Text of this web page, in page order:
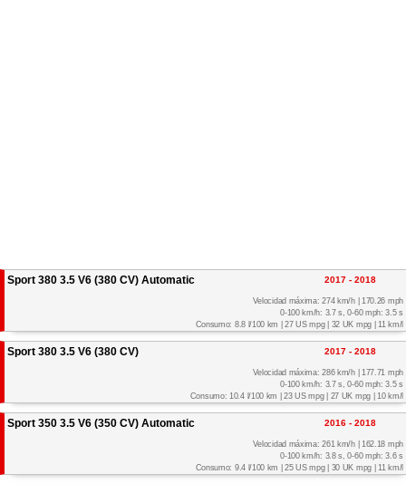
Sport 380 3.5 V6 (380 CV) Automatic 2017 - 2018
Velocidad máxima: 274 km/h | 170.26 mph
0-100 km/h: 3.7 s, 0-60 mph: 3.5 s
Consumo: 8.8 l/100 km | 27 US mpg | 32 UK mpg | 11 km/l
Sport 380 3.5 V6 (380 CV) 2017 - 2018
Velocidad máxima: 286 km/h | 177.71 mph
0-100 km/h: 3.7 s, 0-60 mph: 3.5 s
Consumo: 10.4 l/100 km | 23 US mpg | 27 UK mpg | 10 km/l
Sport 350 3.5 V6 (350 CV) Automatic 2016 - 2018
Velocidad máxima: 261 km/h | 162.18 mph
0-100 km/h: 3.8 s, 0-60 mph: 3.6 s
Consumo: 9.4 l/100 km | 25 US mpg | 30 UK mpg | 11 km/l